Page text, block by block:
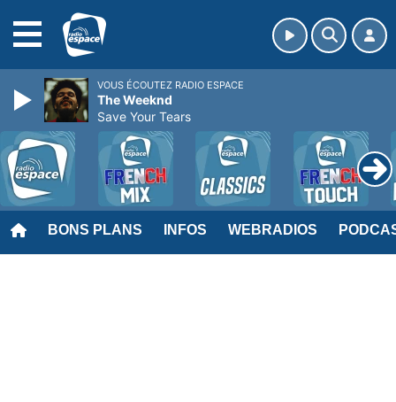
BONS PLANS INFOS WEBRADIOS
VOUS ÉCOUTEZ RADIO ESPACE
The Weeknd
Save Your Tears